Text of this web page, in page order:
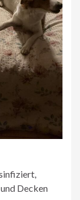
Decken